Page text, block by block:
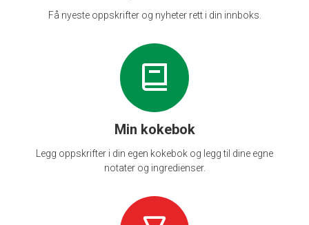
Få nyeste oppskrifter og nyheter rett i din innboks.
Min kokebok
Legg oppskrifter i din egen kokebok og legg til dine egne
notater og ingredienser.